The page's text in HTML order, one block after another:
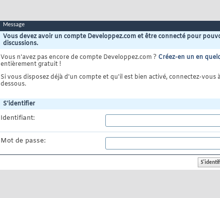
Message
Vous devez avoir un compte Developpez.com et être connecté pour
discussions.
Vous n'avez pas encore de compte Developpez.com ? Créez-en un en
entièrement gratuit !
Si vous disposez déjà d'un compte et qu'il est bien activé, connectez-vous
dessous.
S'identifier
Identifiant:
Mot de passe: